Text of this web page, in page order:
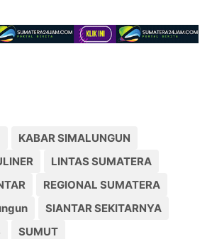
KABAR SIMALUNGUN
LINTAS SUMATERA
REGIONAL SUMATERA
SIANTAR SEKITARNYA
SUMUT